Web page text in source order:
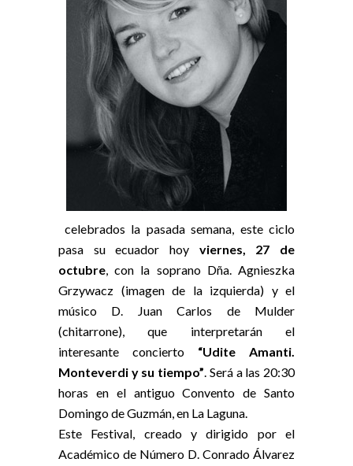
celebrados la pasada semana, este ciclo
pasa su ecuador hoy viernes, 27 de
octubre, con la soprano Dña. Agnieszka
Grzywacz (imagen de la izquierda) y el
músico D. Juan Carlos de Mulder
(chitarrone), que interpretarán el
interesante concierto “Udite Amanti.
Monteverdi y su tiempo”. Será a las 20:30
horas en el antiguo Convento de Santo
Domingo de Guzmán, en La Laguna.
Este Festival, creado y dirigido por el
Académico de Número D. Conrado Álvarez